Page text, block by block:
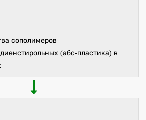
сополимеров
(абс-пластика) в